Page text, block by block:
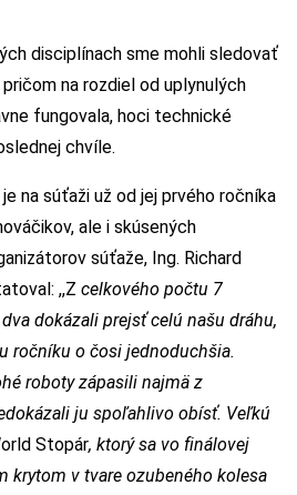
disciplínach sme mohli sledovať
na rozdiel od uplynulých
fungovala, hoci technické
chvíle.
na súťaži už od jej prvého ročníka
ale i skúsených
súťaže, Ing. Richard
,,Z celkového počtu 7
dokázali prejsť celú našu dráhu,
ročníku o čosi jednoduchšia.
roboty zápasili najmä z
ju spoľahlivo obísť. Veľkú
Stopár, ktorý sa vo finálovej
krytom v tvare ozubeného kolesa